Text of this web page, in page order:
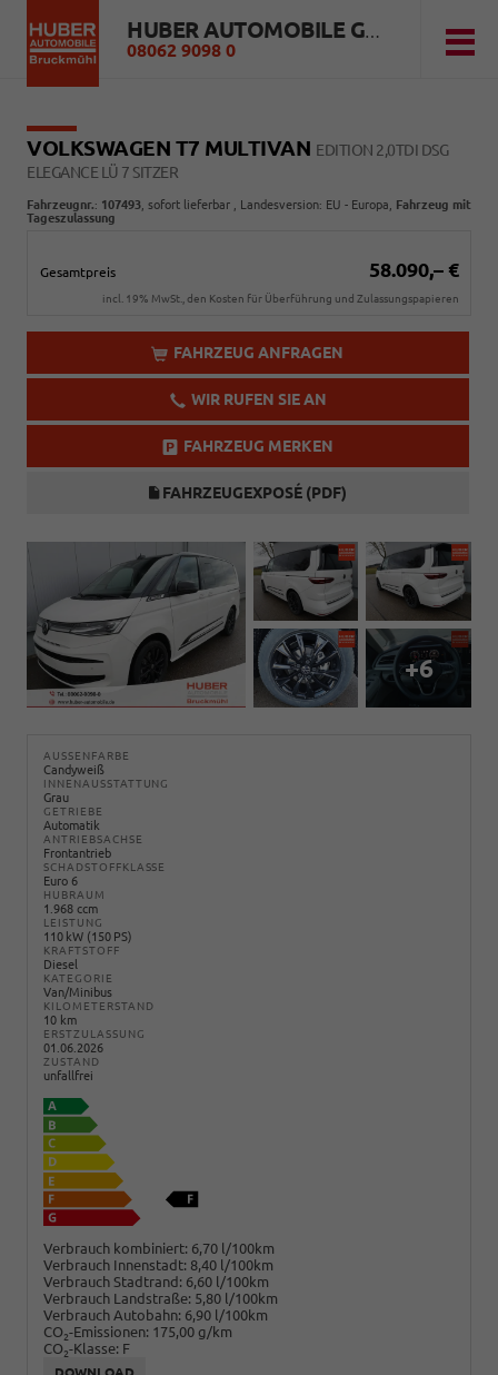
HUBER AUTOMOBILE GMBH
08062 9098 0
VOLKSWAGEN T7 MULTIVAN EDITION 2,0TDI DSG
ELEGANCE LÜ 7 SITZER
Fahrzeugnr.: 107493 sofort lieferbar , Landesversion: EU - Europa, Fahrzeug mit
Tageszulassung
Gesamtpreis 58.090,– €
incl. 19% MwSt., den Kosten für Überführung und Zulassungspapieren
FAHRZEUG ANFRAGEN
WIR RUFEN SIE AN
FAHRZEUG MERKEN
FAHRZEUGEXPOSÉ (PDF)
+6
AUSSENFARBE
Candyweiß
INNENAUSSTATTUNG
Grau
GETRIEBE
Automatik
ANTRIEBSACHSE
Frontantrieb
SCHADSTOFFKLASSE
Euro 6
HUBRAUM
1.968 ccm
LEISTUNG
110 kW (150 PS)
KRAFTSTOFF
Diesel
KATEGORIE
Van/Minibus
KILOMETERSTAND
10 km
ERSTZULASSUNG
01.06.2026
ZUSTAND
unfallfrei
Verbrauch kombiniert: 6,70 l/100km
Verbrauch Innenstadt: 8,40 l/100km
Verbrauch Stadtrand: 6,60 l/100km
Verbrauch Landstraße: 5,80 l/100km
Verbrauch Autobahn: 6,90 l/100km
CO2-Emissionen: 175,00 g/km
CO2-Klasse: F